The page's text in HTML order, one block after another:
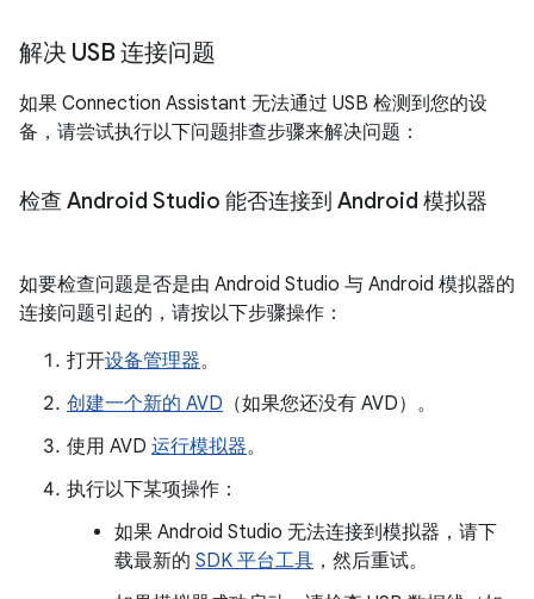
解决 USB 连接问题
如果 Connection Assistant 无法通过 USB 检测到您的设
备，请尝试执行以下问题排查步骤来解决问题：
检查 Android Studio 能否连接到 Android 模拟器
如要检查问题是否是由 Android Studio 与 Android 模拟器的
连接问题引起的，请按以下步骤操作：
打开设备管理器。
创建一个新的 AVD （如果您还没有 AVD）。
使用 AVD 运行模拟器。
执行以下某项操作：
如果 Android Studio 无法连接到模拟器，请下
载最新的 SDK 平台工具 ，然后重试。